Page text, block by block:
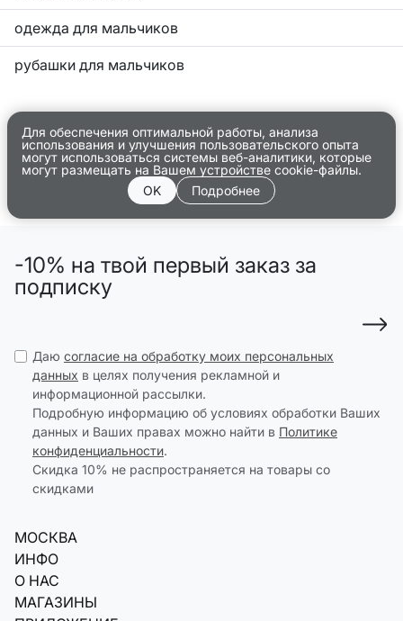
одежда для мальчиков
рубашки для мальчиков
Для обеспечения оптимальной работы, анализа
использования и улучшения пользовательского опыта
могут использоваться системы веб-аналитики, которые
могут размещать на Вашем устройстве cookie-файлы.
OK
Подробнее
-10% на твой первый заказ за
подписку
Даю согласие на обработку моих персональных
данных в целях получения рекламной и
информационной рассылки.
Подробную информацию об условиях обработки Ваших
данных и Ваших правах можно найти в Политике
конфиденциальности.
Скидка 10% не распространяется на товары со
скидками
МОСКВА
ИНФО
О НАС
МАГАЗИНЫ